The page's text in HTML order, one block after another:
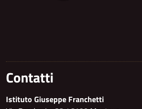
Contatti
Istituto Giuseppe Franchetti